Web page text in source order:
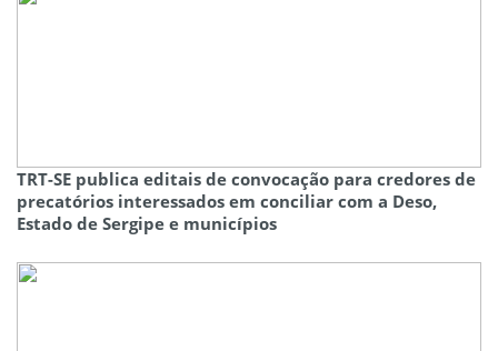
TRT-SE publica editais de convocação para credores de
precatórios interessados em conciliar com a Deso,
Estado de Sergipe e municípios